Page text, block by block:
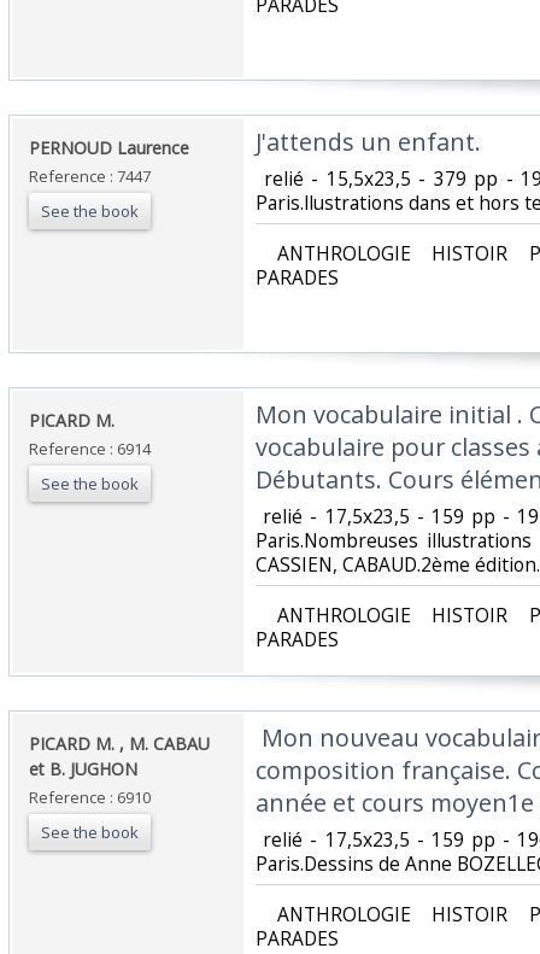
‎PERNOUD Laurence‎
Reference : 7447
See the book
‎J'attends un enfant. ‎
relié - 15,5x23,5 - 379 pp -
Paris.llustrations dans et hors
ANTHROLOGIE HISTOIR
PARADES‎
‎PICARD M. ‎
Reference : 6914
See the book
‎Mon vocabulaire initial .
vocabulaire pour
Débutants. Cours
relié - 17,5x23,5 - 159 pp -
Paris.Nombreuses
CASSIEN, CABAUD.2ème édition.‎
ANTHROLOGIE HISTOIR
PARADES‎
‎PICARD M. , M. CABAU
et B. JUGHON‎
Reference : 6910
See the book
Mon nouveau
composition française.
année et cours
relié - 17,5x23,5 - 159 pp -
Paris.Dessins de Anne
ANTHROLOGIE HISTOIR
PARADES‎